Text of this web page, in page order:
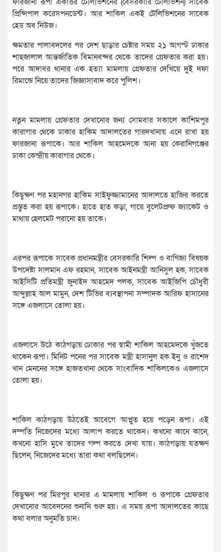
ফারজানা রূপা একাত্তর টেলিভিশনের (বেসরকারি টেলিভিশন) সাবেক
প্রিন্সিপাল করেসপনডেন্ট। আর শাকিল একই টেলিভিশনের সাবেক
হেড অব নিউজ।
ক্ষমতার পালাবদলের পর দেশ ছাড়ার চেষ্টার সময় ২১ আগস্ট ঢাকার
শাহজালাল আন্তর্জাতিক বিমানবন্দর থেকে তাদের গ্রেফতার করা হয়।
পরে আদাবর থানার এক হত্যা মামলায় গ্রেফতার দেখিয়ে দুই দফা
রিমান্ডে নিয়ে তাদের জিজ্ঞাসাবাদ করে পুলিশ।
নতুন মামলায় গ্রেফতার দেখানোর জন্য সোমবার সকালে কাশিমপুর
কারাগার থেকে ঢাকার হাকিম আদালতের গারদখানায় এনে রাখা হয়
ফারজানা রূপাকে। আর শাকিল আহমেদকে আনা হয় কেরানিগঞ্জের
ঢাকা কেন্দ্রীয় কারাগার থেকে।
কিছুক্ষণ পর মহানগর হাকিম সাইফুজ্জামানের আদালতে হাজির করতে
প্রস্তুত করা হয় রূপাকে। হাতে হাত কড়া, গায়ে বুলেটপ্রুফ জ্যাকেট ও
মাথায় হেলমেট পরানো হয় তাকে।
এরপর রূপাকে সাবেক প্রধানমন্ত্রীর বেসরকারি শিল্প ও বাণিজ্য বিষয়ক
উপদেষ্টা সালমান এফ রহমান, সাবেক আইনমন্ত্রী আনিসুল হক, সাবেক
আইসিটি প্রতিমন্ত্রী জুনাইদ আহমেদ পলক, সাবেক আইজিপি চৌধুরী
আব্দুল্লাহ আল মামুন, দেশ টিভির ব্যবস্থাপনা সম্পাদক আরিফ হাসানের
সঙ্গে এজলাসে তোলা হয়।
এজলাসে উঠে কাঠগড়ায় ঢোকার পর স্বামী শাকিল আহমেদকে খুঁজতে
থাকেন রূপা। মিনিট পনের পর সাবেক মন্ত্রী হাসানুল হক ইনু ও রাশেদ
খান মেননের সঙ্গে হাজতখানা থেকে সাংবাদিক শাকিলকেও এজলাসে
তোলা হয়।
শাকিল কাঠগড়ায় উঠতেই আবেগে আপ্লুত হয়ে পড়েন রূপা। এই
দম্পতি নিজেদের মধ্যে আলাপ করতে থাকেন। কখনো কানে কানে,
কখনো হাসি মুখে তাদের গল্প করতে দেখা যায়। কাঠগড়ায় যতক্ষণ
ছিলেন, নিজেদের মধ্যে তারা কথা বলছিলেন।
কিছুক্ষণ পর মিরপুর থানার এ মামলায় শাকিল ও রূপাকে গ্রেফতার
দেখানোর আবেদনের শুনানি শুরু হয়। এ সময় রূপা আদালতের কাছে
কথা বলার অনুমতি চান।